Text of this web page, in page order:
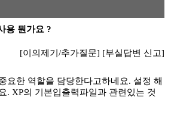
용 뭔가요 ?
[이의제기/추가질문] [부실답변 신고]
요한 역할을 담당한다고하네요. 설정 해
. XP의 기본입출력파일과 관련있는 것